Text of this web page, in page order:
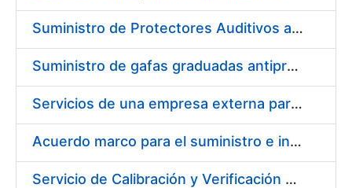
Suministro de Protectores Auditivos a medida para las personas trabajadoras de los Centros de Trabajo de Madrid y Burgos
Suministro de gafas graduadas antiproyecciones para los trabajadores de la FNMT-RCM en los centros de trabajo de Madrid y Burgos
Servicios de una empresa externa para el asesoramiento y resolución de los recursos de alzada que se presentan relacionados con procesos de selección para la FNMT-RCM
Acuerdo marco para el suministro e instalación de persianas, estores y otros complementos
Servicio de Calibración y Verificación Externa de los Equipos de Medición del Servicio de Prevención de la FNMT-RCM